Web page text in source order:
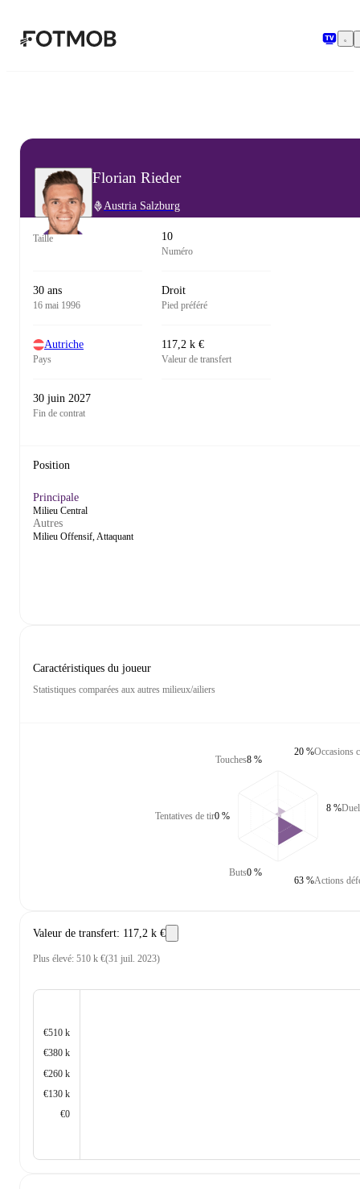
Florian Rieder
Austria Salzburg
Taille 10
Numéro
30 ans
16 mai 1996
Droit
Pied préféré
Autriche
Pays
117,2 k €
Valeur de transfert
30 juin 2027
Fin de contrat
Position
Principale
Milieu Central
Autres
Milieu Offensif, Attaquant
Caractéristiques du joueur
Statistiques comparées aux autres milieux/ailiers
Touches8 %
Tentatives de tir0 %
Buts0 %
Occasions
20 %
8 %
Actions
63 %
Valeur de transfert: 117,2 k €
Plus élevé: 510 k €(31 juil. 2023)
€510 k
€380 k
€260 k
€130 k
€0